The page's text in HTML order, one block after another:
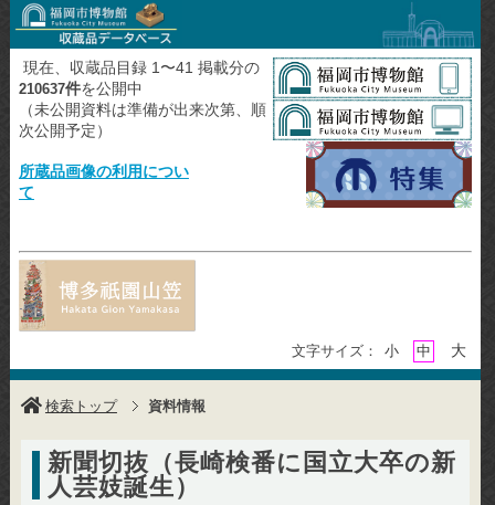
現在、収蔵品目録 1〜41 掲載分の
210637件を公開中
（未公開資料は準備が出来次第、順
次公開予定）
所蔵品画像の利用につい
て
文字サイズ： 小 中 大
検索トップ 資料情報
新聞切抜（長崎検番に国立大卒の新
人芸妓誕生）